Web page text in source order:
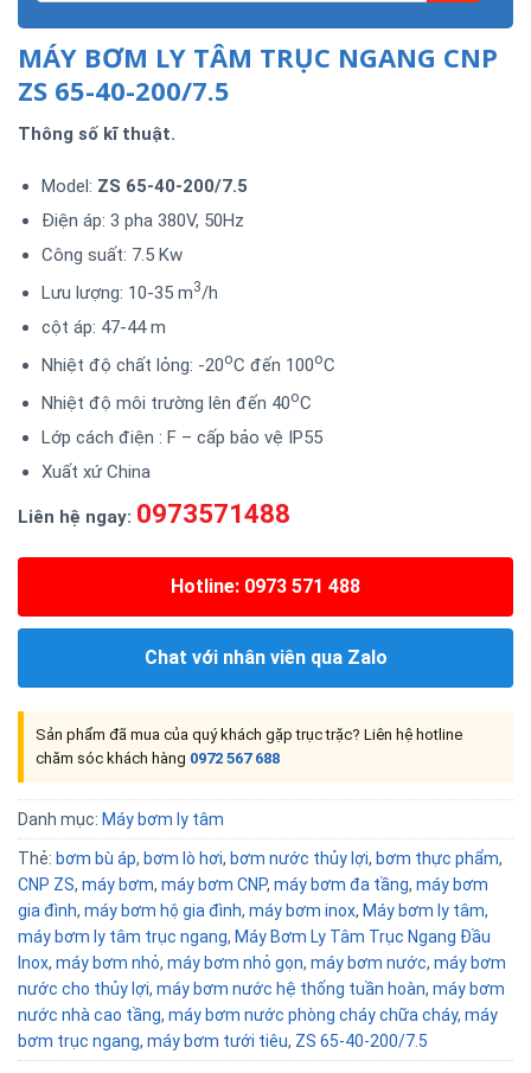
MÁY BƠM LY TÂM TRỤC NGANG CNP
ZS 65-40-200/7.5
Thông số kĩ thuật.
Model: ZS 65-40-200/7.5
Điện áp: 3 pha 380V, 50Hz
Công suất: 7.5 Kw
Lưu lượng: 10-35 m3/h
cột áp: 47-44 m
Nhiệt độ chất lỏng: -20oC đến 100oC
Nhiệt độ môi trường lên đến 40oC
Lớp cách điện : F – cấp bảo vệ IP55
Xuất xứ China
Liên hệ ngay: 0973571488
Hotline: 0973 571 488
Chat với nhân viên qua Zalo
Sản phẩm đã mua của quý khách gặp trục trặc? Liên hệ hotline
chăm sóc khách hàng 0972 567 688
Danh mục: Máy bơm ly tâm
Thẻ: bơm bù áp, bơm lò hơi, bơm nước thủy lợi, bơm thực phẩm,
CNP ZS, máy bơm, máy bơm CNP, máy bơm đa tầng, máy bơm
gia đình, máy bơm hộ gia đình, máy bơm inox, Máy bơm ly tâm,
máy bơm ly tâm trục ngang, Máy Bơm Ly Tâm Trục Ngang Đầu
Inox, máy bơm nhỏ, máy bơm nhỏ gọn, máy bơm nước, máy bơm
nước cho thủy lợi, máy bơm nước hệ thống tuần hoàn, máy bơm
nước nhà cao tầng, máy bơm nước phòng cháy chữa cháy, máy
bơm trục ngang, máy bơm tưới tiêu, ZS 65-40-200/7.5